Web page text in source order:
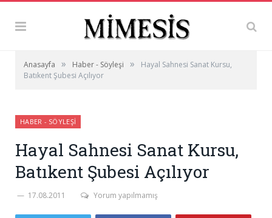
Anasayfa » Haber - Söyleşi »
Hayal Sahnesi Sanat Kursu,
Batıkent Şubesi Açılıyor
HABER - SÖYLEŞI
Hayal Sahnesi Sanat Kursu,
Batıkent Şubesi Açılıyor
17.08.2011 Yorum yapılmamış